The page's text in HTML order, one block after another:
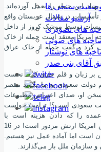
سنجی ها
آرشیو مقالات
های تصویری
های صوتی
های نوشتار
آقای بنی صدر
این حمله را بعمل آورده‌اند.
تأسیسات در شمال عربستان واقع
توسط موشک کروز از داخل
امریکا معتقد است حمله از خاک
کرد و گفت حمله از خاک عراق
بر زبان و قلم جاری کرد. نخست
دولت سعودی به ما بگوید مقصر
سخن او، صدای اعتراض مطبوعات
دولت سعودی است؟! ترامپ خواست
را که دادن هزینه است با
عربستان، دو باره اعتراض شد که مگر ارتش امریکا ارتش مزدور است! در 16
است اما آماده عمل نیز هستیم.
و سازمان ملل باز می‌گذارند.